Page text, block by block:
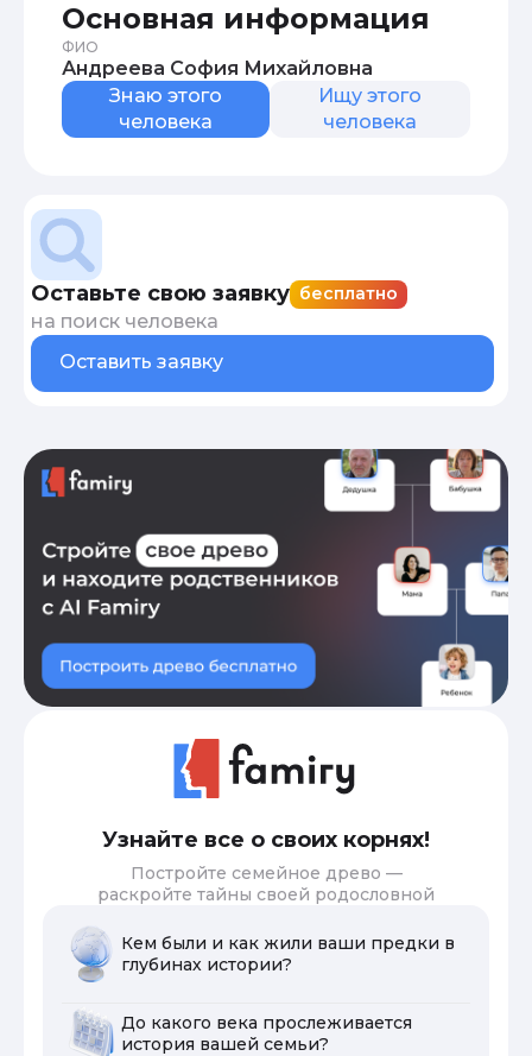
Основная информация
ФИО
Андреева София Михайловна
Знаю этого
человека
Ищу этого
человека
Оставьте свою заявку бесплатно
на поиск человека
Оставить заявку
Узнайте все о своих корнях!
Постройте семейное древо —
раскройте тайны своей родословной
Кем были и как жили ваши предки в
глубинах истории?
До какого века прослеживается
история вашей семьи?